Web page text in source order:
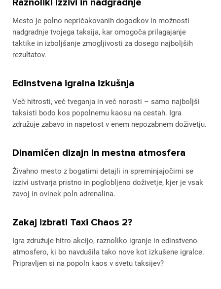
Raznoliki izzivi in nadgradnje
Mesto je polno nepričakovanih dogodkov in možnosti
nadgradnje tvojega taksija, kar omogoča prilagajanje
taktike in izboljšanje zmogljivosti za dosego najboljših
rezultatov.
Edinstvena igralna izkušnja
Več hitrosti, več tveganja in več norosti – samo najboljši
taksisti bodo kos popolnemu kaosu na cestah. Igra
združuje zabavo in napetost v enem nepozabnem doživetju.
Dinamičen dizajn in mestna atmosfera
Živahno mesto z bogatimi detajli in spreminjajočimi se
izzivi ustvarja pristno in poglobljeno doživetje, kjer je vsak
zavoj in ovinek poln adrenalina.
Zakaj izbrati Taxi Chaos 2?
Igra združuje hitro akcijo, raznoliko igranje in edinstveno
atmosfero, ki bo navdušila tako nove kot izkušene igralce.
Pripravljen si na popoln kaos v svetu taksijev?